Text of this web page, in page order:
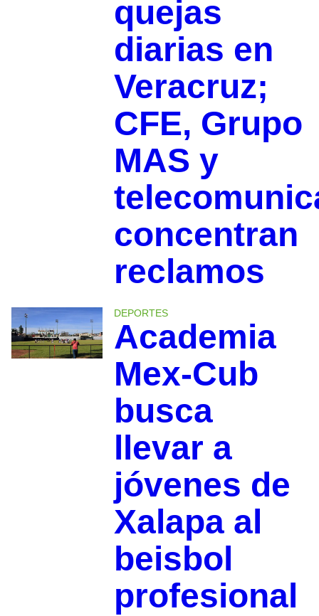
quejas
diarias en
Veracruz;
CFE, Grupo
MAS y
concentran
reclamos
DEPORTES
Academia
Mex-Cub
busca
llevar a
jóvenes de
Xalapa al
beisbol
profesional